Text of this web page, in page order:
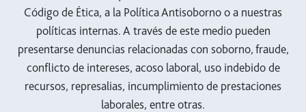
Código de Ética, a la Política Antisoborno o a nuestras
políticas internas. A través de este medio pueden
presentarse denuncias relacionadas con soborno, fraude,
conflicto de intereses, acoso laboral, uso indebido de
recursos, represalias, incumplimiento de prestaciones
laborales, entre otras.